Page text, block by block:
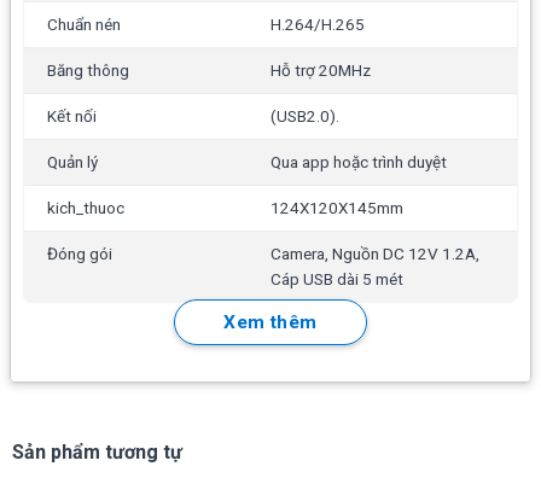
Thông số kĩ thuật của ONEKING HD6530 xem tại:
https://www.oneking.cn/h-pd-18.html?
Đặc điểm nổi bật
Chuẩn nén H.264/H.265
Băng thông Hỗ trợ 20MHz
Kết nối (USB2.0).
Quản lý Qua app hoặc trình duyệt
kich_thuoc 124X120X145mm
Đóng gói
Camera, Nguồn DC 12V 1.2A,
Cáp USB dài 5 mét
Xem thêm
Sản phẩm tương tự